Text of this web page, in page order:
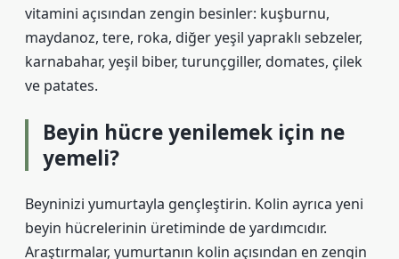
vitamini açısından zengin besinler: kuşburnu,
maydanoz, tere, roka, diğer yeşil yapraklı sebzeler,
karnabahar, yeşil biber, turunçgiller, domates, çilek
ve patates.
Beyin hücre yenilemek için ne
yemeli?
Beyninizi yumurtayla gençleştirin. Kolin ayrıca yeni
beyin hücrelerinin üretiminde de yardımcıdır.
Araştırmalar, yumurtanın kolin açısından en zengin